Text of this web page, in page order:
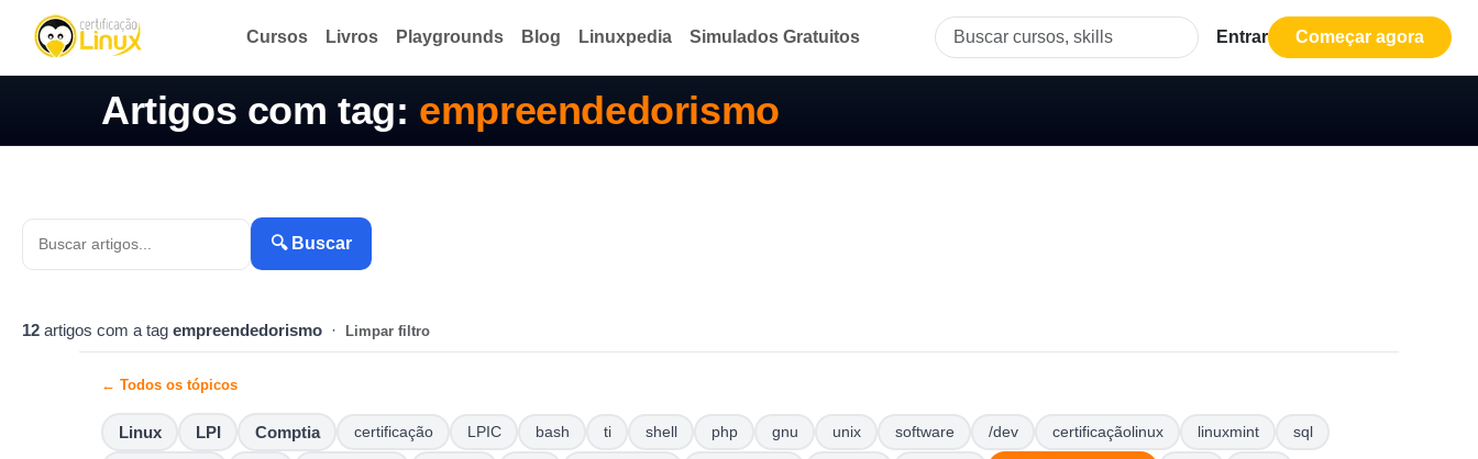
Cursos Livros Playgrounds Blog Linuxpedia Simulados Gratuitos Entrar Começar agora
Artigos com tag: empreendedorismo
🔍 Buscar
12 artigos com a tag empreendedorismo · Limpar filtro
← Todos os tópicos
Linux LPI Comptia certificação LPIC bash ti shell php gnu unix software /dev certificaçãolinux linuxmint sql